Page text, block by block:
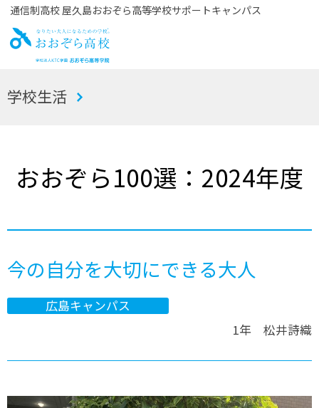
通信制高校 屋久島おおぞら高等学校サポートキャンパス
お
学校生活
おおぞら100選：2024年度
今の自分を大切にできる大人
広島キャンパス
1年 松井詩織